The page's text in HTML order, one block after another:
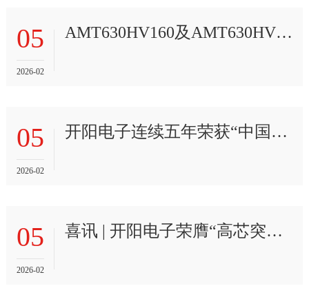
05
2026-02
AMT630HV160及AMT630HV160E数字仪表主控芯片通过ISO26262功能安全认证
05
2026-02
开阳电子连续五年荣获“中国电动汽车核心零部件100强”
05
2026-02
喜讯 | 开阳电子荣膺“高芯突破奖”